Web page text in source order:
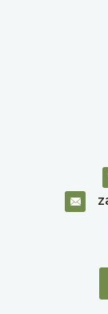
Мебельный
- 4000 мм